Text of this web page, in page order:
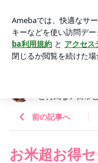
シャルブログ「AYA
eba
アプリをダウンロー
ょう。
と何気ない日常と
前の記事へ
お米超お得